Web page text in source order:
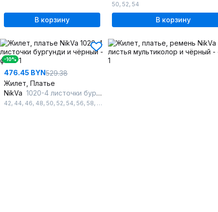
В корзину
50, 52, 54
В корзину
-10%
476.45 BYN529.38
Жилет, Платье
NikVa 1020-4 листочки бургунди и чёрный
42, 44, 46, 48, 50, 52, 54, 56, 58, 60